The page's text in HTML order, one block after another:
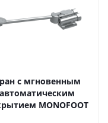
с мгновенным
автоматическим
MONOFOOT